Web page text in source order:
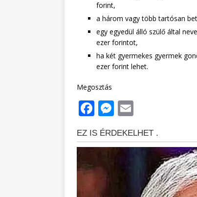
forint,
a három vagy több tartósan
egy egyedül álló szülő által
ezer forintot,
ha két gyermekes gyermek
ezer forint lehet.
Megosztás
F
a
c
b
o
M
ss
e
ai